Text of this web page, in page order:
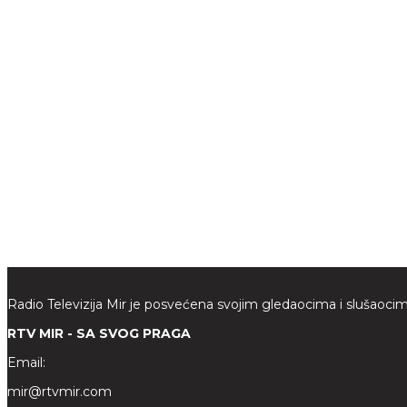
Radio Televizija Mir je posvećena svojim gledaocima i
RTV MIR - SA SVOG PRAGA
Email:
mir@rtvmir.com